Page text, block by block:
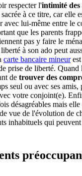
respecter l'intimité des
à ce titre, car elle
avec lui-même entre le
que les parents
pas y faire le
à son ado peut
carte bancaire mineurest
prise de liberté.
de trouver des
seul ou avec ses
votre conjoint(e).
désagréables mais elle
vue de l'évolution de
inhabituels qui